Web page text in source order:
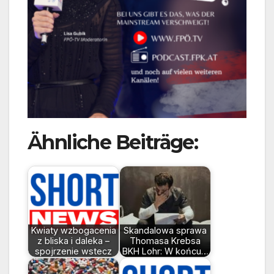
Ähnliche Beiträge:
Kwiaty wzbogacenia
z bliska i daleka –
spojrzenie wstecz
Skandalowa sprawa
Thomasa Krebsa
BKH Lohr: W końcu…